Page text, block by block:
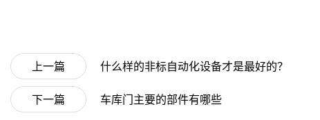
上一篇 什么样的非标自动化设备才是最好的？
下一篇 车库门主要的部件有哪些